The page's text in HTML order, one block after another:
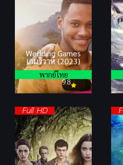
Wedding Games
เกมวิวาห์ (2023)
9.8
พากย์ไทย
Full HD